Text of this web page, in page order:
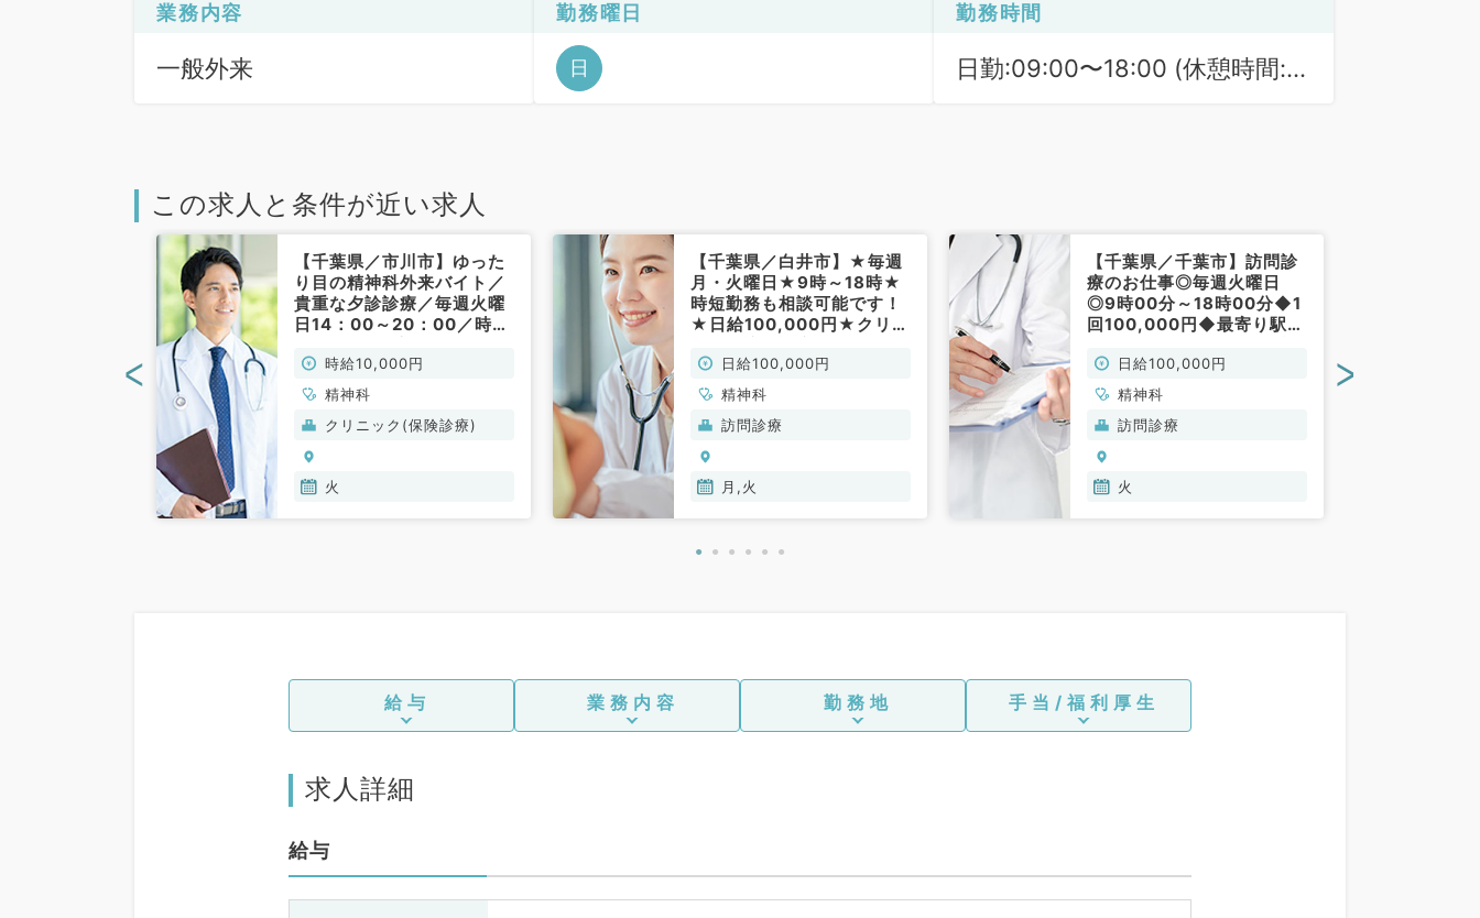
業務内容
一般外来
勤務曜日
日
勤務時間
日勤:09:00〜18:00 (休憩時間:
この求人と条件が近い求人
【千葉県／市川市】ゆった
り目の精神科外来バイト／
貴重な夕診診療／毎週火曜
日14：00～20：00／時給
クリニックでのお仕事で
す。（精神科・非常勤）
時給10,000円
精神科
クリニック(保険診療)
火
【千葉県／白井市】★毎週
月・火曜日★9時～18時★
時短勤務も相談可能です！
★日給100,000円★クリニ
す！(精神科／非常勤)
日給100,000円
精神科
訪問診療
月,火
【千葉県／千葉市】訪問診
療のお仕事◎毎週火曜日
◎9時00分～18時00分◆1
回100,000円◆最寄り駅徒
科／非常勤）
日給100,000円
精神科
訪問診療
火
< >
給与 業務内容 勤務地 手当/福利厚生
求人詳細
給与